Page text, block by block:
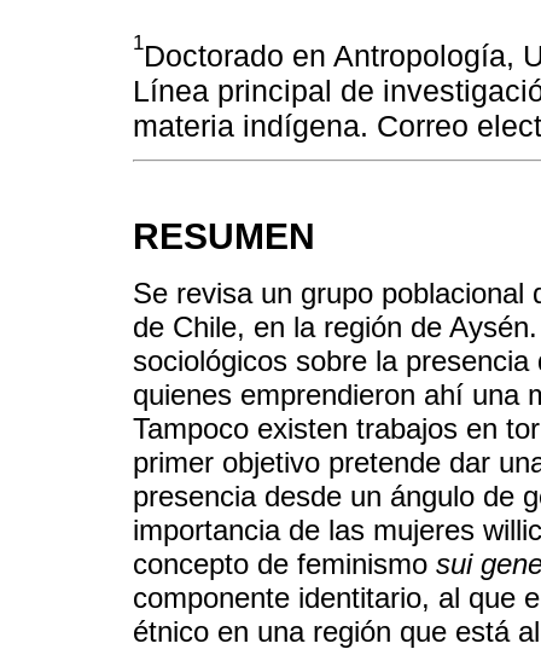
1Doctorado en Antropología,
Línea principal de
materia indígena. Correo
RESUMEN
Se revisa un grupo poblacional
de Chile, en la región de
sociológicos sobre la
quienes emprendieron ahí una
Tampoco existen trabajos en
primer objetivo pretende dar
presencia desde un ángulo de
importancia de las mujeres
concepto de feminismo sui
componente identitario, al que
étnico en una región que está